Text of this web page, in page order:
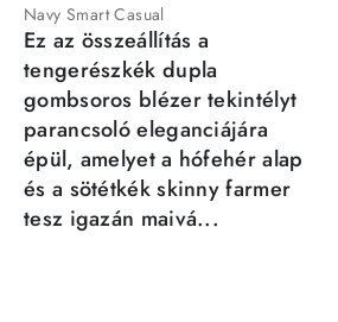
Navy Smart Casual
Ez az összeállítás a
tengerészkék dupla
gombsoros blézer tekintélyt
parancsoló eleganciájára
épül, amelyet a hófehér alap
és a sötétkék skinny farmer
tesz igazán maivá...